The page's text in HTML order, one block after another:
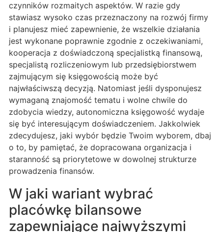
czynników rozmaitych aspektów. W razie gdy
stawiasz wysoko czas przeznaczony na rozwój firmy
i planujesz mieć zapewnienie, że wszelkie działania
jest wykonane poprawnie zgodnie z oczekiwaniami,
kooperacja z doświadczoną specjalistką finansową,
specjalistą rozliczeniowym lub przedsiębiorstwem
zajmującym się księgowością może być
najwłaściwszą decyzją. Natomiast jeśli dysponujesz
wymaganą znajomość tematu i wolne chwile do
zdobycia wiedzy, autonomiczna księgowość wydaje
się być interesującym doświadczeniem. Jakkolwiek
zdecydujesz, jaki wybór będzie Twoim wyborem, dbaj
o to, by pamiętać, że dopracowana organizacja i
staranność są priorytetowe w dowolnej strukturze
prowadzenia finansów.
W jaki wariant wybrać
placówkę bilansowe
zapewniające najwyższymi